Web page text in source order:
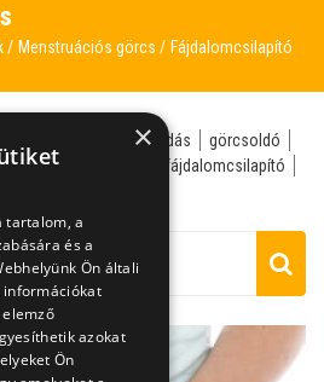
Menstruációs görcs Fájdalomcsilapító
görcsoldás
görcsoldó
menstruáció
fájdalomcsilapító
×
tartalom, a
és a
Ön általi
információkat
azokat
Ön